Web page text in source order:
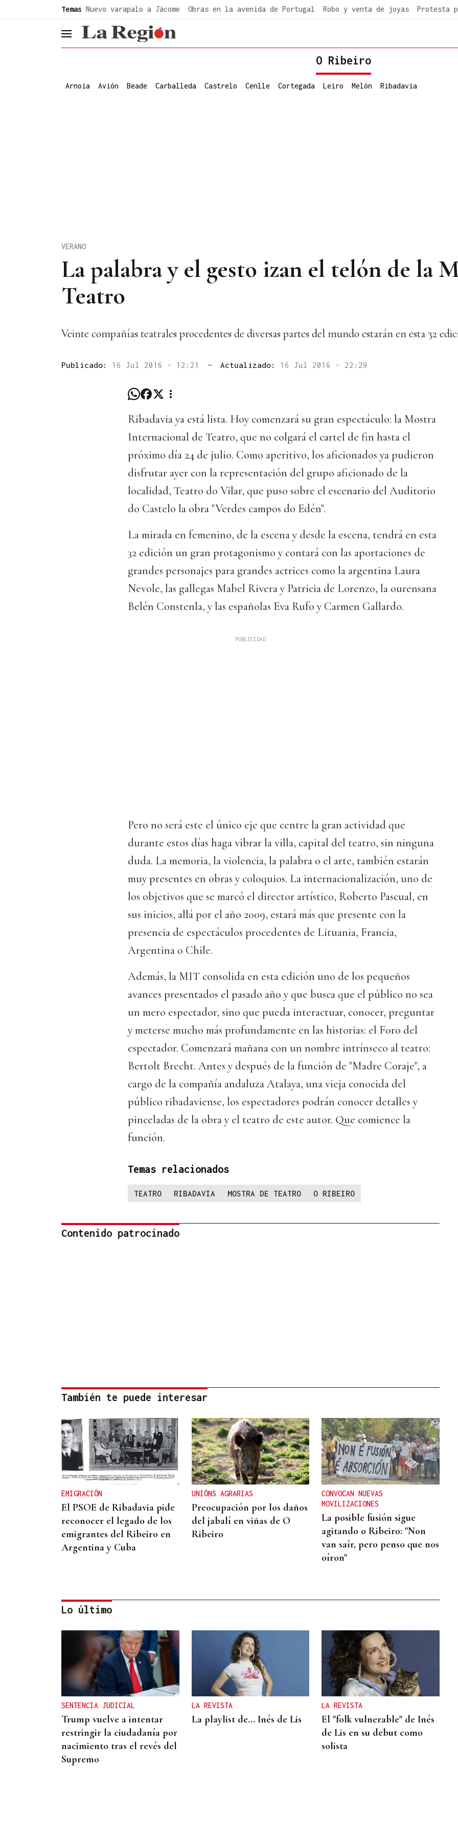
Temas Nuevo varapalo a Jácome Obras en la avenida de Portugal Robo y venta de joyas Protesta
header.menu.open
O Ribeiro
Arnoia Avión Beade Carballeda Castrelo Cenlle Cortegada Leiro Melón Ribadavia
La palabra y el gesto izan el telón de la
Teatro
VERANO
Veinte compañías teatrales procedentes de diversas partes del mundo estarán en esta 32
Publicado: 16 Jul 2016 - 12:21 — Actualizado: 16 Jul 2016 - 22:29
Ribadavia ya está lista. Hoy comenzará su gran espectáculo: la Mostra
Internacional de Teatro, que no colgará el cartel de fin hasta el
próximo día 24 de julio. Como aperitivo, los aficionados ya pudieron
disfrutar ayer con la representación del grupo aficionado de la
localidad, Teatro do Vilar, que puso sobre el escenario del Auditorio
do Castelo la obra "Verdes campos do Edén".
La mirada en femenino, de la escena y desde la escena, tendrá en esta
32 edición un gran protagonismo y contará con las aportaciones de
grandes personajes para grandes actrices como la argentina Laura
Nevole, las gallegas Mabel Rivera y Patricia de Lorenzo, la ourensana
Belén Constenla, y las españolas Eva Rufo y Carmen Gallardo.
Pero no será este el único eje que centre la gran actividad que
durante estos días haga vibrar la villa, capital del teatro, sin ninguna
duda. La memoria, la violencia, la palabra o el arte, también estarán
muy presentes en obras y coloquios. La internacionalización, uno de
los objetivos que se marcó el director artístico, Roberto Pascual, en
sus inicios, allá por el año 2009, estará más que presente con la
presencia de espectáculos procedentes de Lituania, Francia,
Argentina o Chile.
Además, la MIT consolida en esta edición uno de los pequeños
avances presentados el pasado año y que busca que el público no sea
un mero espectador, sino que pueda interactuar, conocer, preguntar
y meterse mucho más profundamente en las historias: el Foro del
espectador. Comenzará mañana con un nombre intrínseco al teatro:
Bertolt Brecht. Antes y después de la función de "Madre Coraje", a
cargo de la compañía andaluza Atalaya, una vieja conocida del
público ribadaviense, los espectadores podrán conocer detalles y
pinceladas de la obra y el teatro de este autor. Que comience la
función.
Temas relacionados
TEATRO RIBADAVIA MOSTRA DE TEATRO O RIBEIRO
Contenido patrocinado
También te puede interesar
EMIGRACIÓN
El PSOE de Ribadavia pide
reconocer el legado de los
emigrantes del Ribeiro en
Argentina y Cuba
UNIÓNS AGRARIAS
Preocupación por los daños
del jabalí en viñas de O
Ribeiro
CONVOCAN NUEVAS
MOVILIZACIONES
La posible fusión sigue
agitando o Ribeiro: "Non
van saír, pero penso que nos
oíron"
CARTA COMPLETA
Documento | El
comunicado íntegro de los
concejales que rechazan la
fusión fusión de Carballeda
de Avia y Ribadavia
Lo último
SENTENCIA JUDICIAL
Trump vuelve a intentar
restringir la ciudadanía por
nacimiento tras el revés del
Supremo
LA REVISTA
La playlist de... Inés de Lis
LA REVISTA
El "folk vulnerable" de Inés
de Lis en su debut como
solista